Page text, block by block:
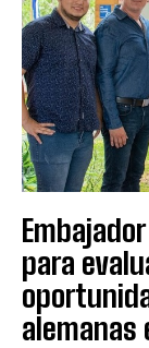
para
alemanas